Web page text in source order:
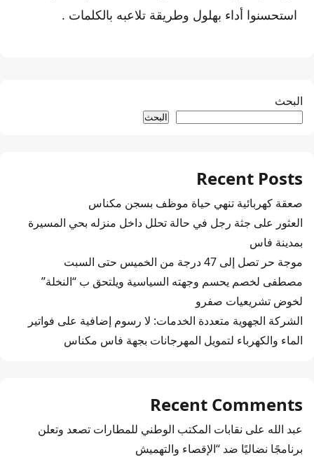
استحسنوا أداء بهلول وطريقة تلاعبه بالكلمات .
البحث
البحث
Recent Posts
صعقة كهربائية تنهي حياة موظف بسجن مكناس
العثور على جثة رجل في حالة تحلل داخل منزله بحي المسيرة
بمدينة فاس
موجة حر تصل إلى 47 درجة من الخميس حتى السبت
مصطفى لخصم يحسم وجهته السياسية ويلتحق ب “النخلة”
لخوض تشريعيات صفرو
الشركة الجهوية متعددة الخدمات: لا رسوم إضافية على فواتير
الماء والكهرباء لتمويل المهرجانات بجهة فاس مكناس
Recent Comments
عبد الله على نقابات المكتب الوطني للمطارات تصعد وتعلن
برنامجًا نضاليًا ضد “الإقصاء والتهميش